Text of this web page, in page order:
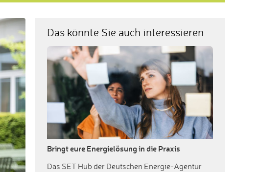
Das könnte Sie auch interessieren
Bringt eure Energielösung in die Praxis
Das SET Hub der Deutschen Energie-Agentur